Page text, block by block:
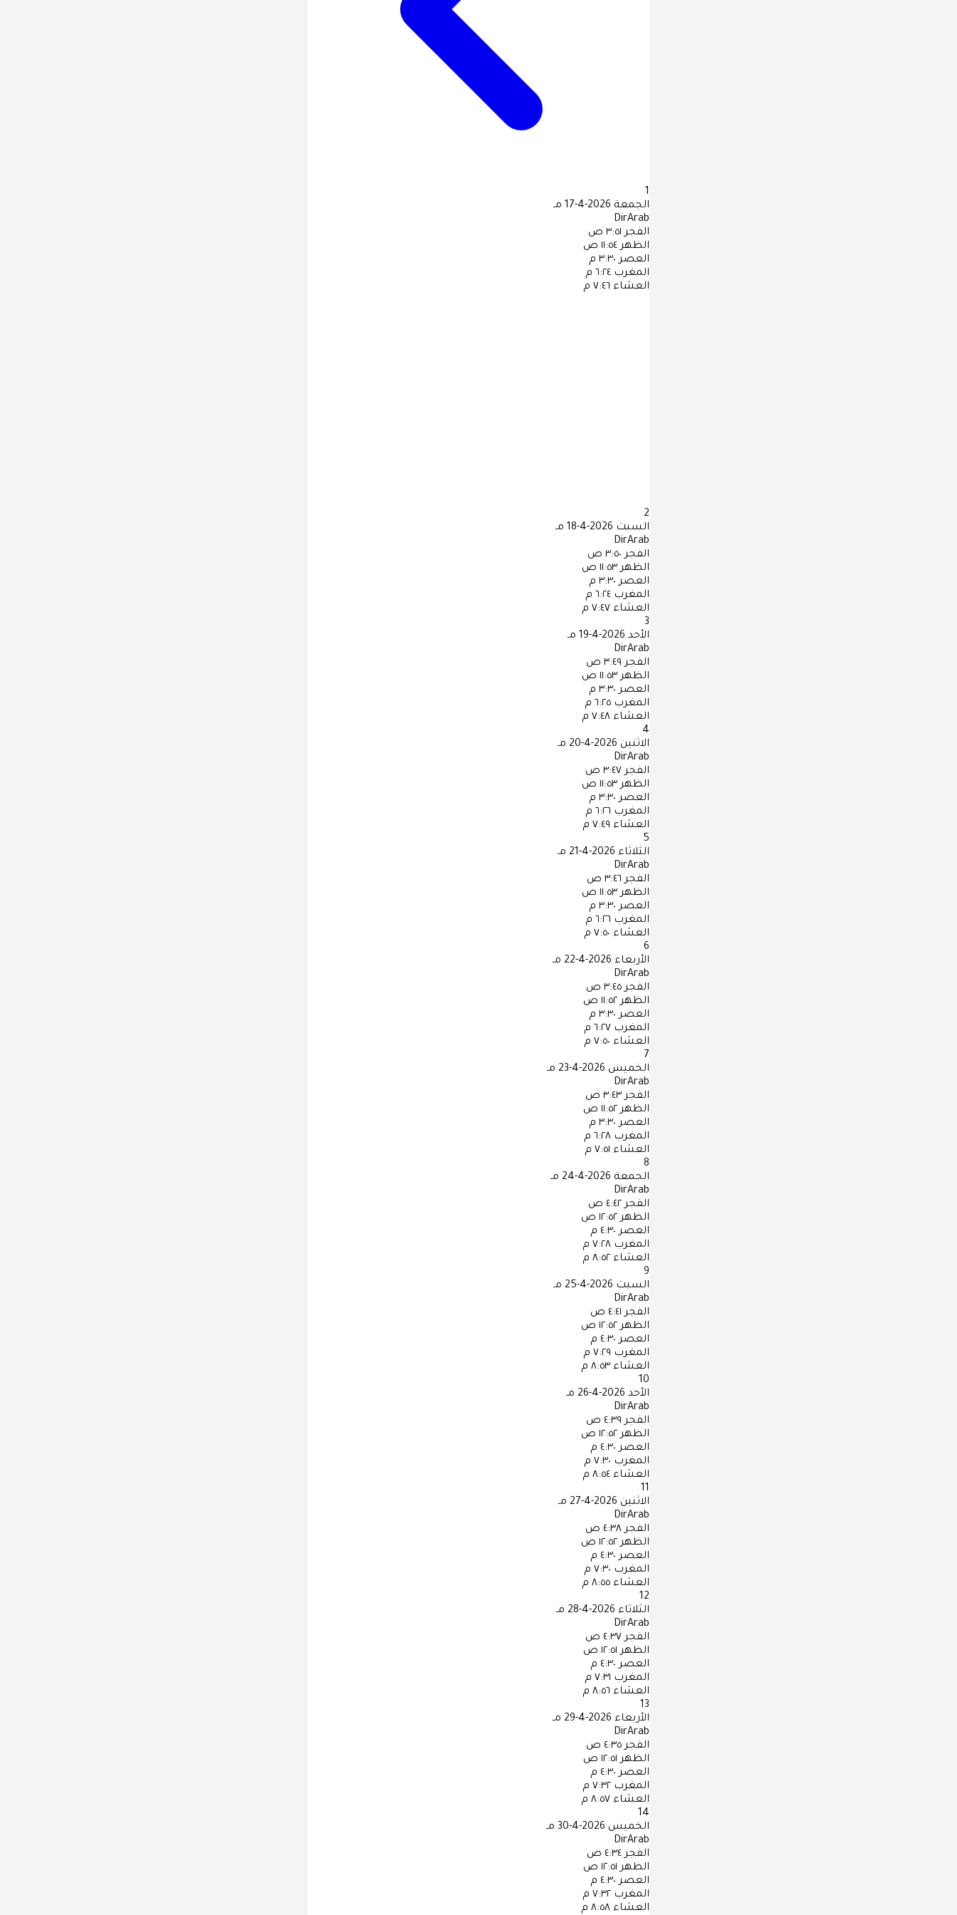
1
الجمعة 2026-4-17 مـ
DirArab
الفجر ٣:٥١ ص
الظهر ١١:٥٤ ص
العصر ٣:٣٠ م
المغرب ٦:٢٤ م
العشاء ٧:٤٦ م
2
السبت 2026-4-18 مـ
DirArab
الفجر ٣:٥٠ ص
الظهر ١١:٥٣ ص
العصر ٣:٣٠ م
المغرب ٦:٢٤ م
العشاء ٧:٤٧ م
3
الأحد 2026-4-19 مـ
DirArab
الفجر ٣:٤٩ ص
الظهر ١١:٥٣ ص
العصر ٣:٣٠ م
المغرب ٦:٢٥ م
العشاء ٧:٤٨ م
4
الاثنين 2026-4-20 مـ
DirArab
الفجر ٣:٤٧ ص
الظهر ١١:٥٣ ص
العصر ٣:٣٠ م
المغرب ٦:٢٦ م
العشاء ٧:٤٩ م
5
الثلاثاء 2026-4-21 مـ
DirArab
الفجر ٣:٤٦ ص
الظهر ١١:٥٣ ص
العصر ٣:٣٠ م
المغرب ٦:٢٦ م
العشاء ٧:٥٠ م
6
الأربعاء 2026-4-22 مـ
DirArab
الفجر ٣:٤٥ ص
الظهر ١١:٥٢ ص
العصر ٣:٣٠ م
المغرب ٦:٢٧ م
العشاء ٧:٥٠ م
7
الخميس 2026-4-23 مـ
DirArab
الفجر ٣:٤٣ ص
الظهر ١١:٥٢ ص
العصر ٣:٣٠ م
المغرب ٦:٢٨ م
العشاء ٧:٥١ م
8
الجمعة 2026-4-24 مـ
DirArab
الفجر ٤:٤٢ ص
الظهر ١٢:٥٢ ص
العصر ٤:٣٠ م
المغرب ٧:٢٨ م
العشاء ٨:٥٢ م
9
السبت 2026-4-25 مـ
DirArab
الفجر ٤:٤١ ص
الظهر ١٢:٥٢ ص
العصر ٤:٣٠ م
المغرب ٧:٢٩ م
العشاء ٨:٥٣ م
10
الأحد 2026-4-26 مـ
DirArab
الفجر ٤:٣٩ ص
الظهر ١٢:٥٢ ص
العصر ٤:٣٠ م
المغرب ٧:٣٠ م
العشاء ٨:٥٤ م
11
الاثنين 2026-4-27 مـ
DirArab
الفجر ٤:٣٨ ص
الظهر ١٢:٥٢ ص
العصر ٤:٣٠ م
المغرب ٧:٣٠ م
العشاء ٨:٥٥ م
12
الثلاثاء 2026-4-28 مـ
DirArab
الفجر ٤:٣٧ ص
الظهر ١٢:٥١ ص
العصر ٤:٣٠ م
المغرب ٧:٣١ م
العشاء ٨:٥٦ م
13
الأربعاء 2026-4-29 مـ
DirArab
الفجر ٤:٣٥ ص
الظهر ١٢:٥١ ص
العصر ٤:٣٠ م
المغرب ٧:٣٢ م
العشاء ٨:٥٧ م
14
الخميس 2026-4-30 مـ
DirArab
الفجر ٤:٣٤ ص
الظهر ١٢:٥١ ص
العصر ٤:٣٠ م
المغرب ٧:٣٢ م
العشاء ٨:٥٨ م